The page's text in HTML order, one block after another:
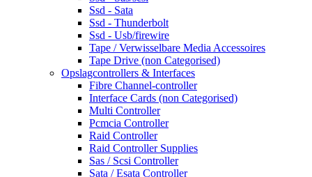
Ssd - Sata
Ssd - Thunderbolt
Ssd - Usb/firewire
Tape / Verwisselbare Media Accessoires
Tape Drive (non Categorised)
Opslagcontrollers & Interfaces
Fibre Channel-controller
Interface Cards (non Categorised)
Multi Controller
Pcmcia Controller
Raid Controller
Raid Controller Supplies
Sas / Scsi Controller
Sata / Esata Controller